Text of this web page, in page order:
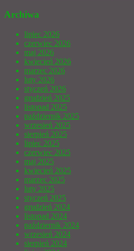
Archiwa
lipiec 2026
czerwiec 2026
maj 2026
kwiecień 2026
marzec 2026
luty 2026
styczeń 2026
grudzień 2025
listopad 2025
październik 2025
wrzesień 2025
sierpień 2025
lipiec 2025
czerwiec 2025
maj 2025
kwiecień 2025
marzec 2025
luty 2025
styczeń 2025
grudzień 2024
listopad 2024
październik 2024
wrzesień 2024
sierpień 2024